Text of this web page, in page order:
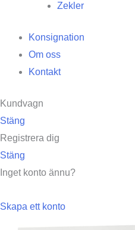
Zekler
Konsignation
Om oss
Kontakt
Kundvagn
Stäng
Registrera dig
Stäng
Inget konto ännu?
Skapa ett konto